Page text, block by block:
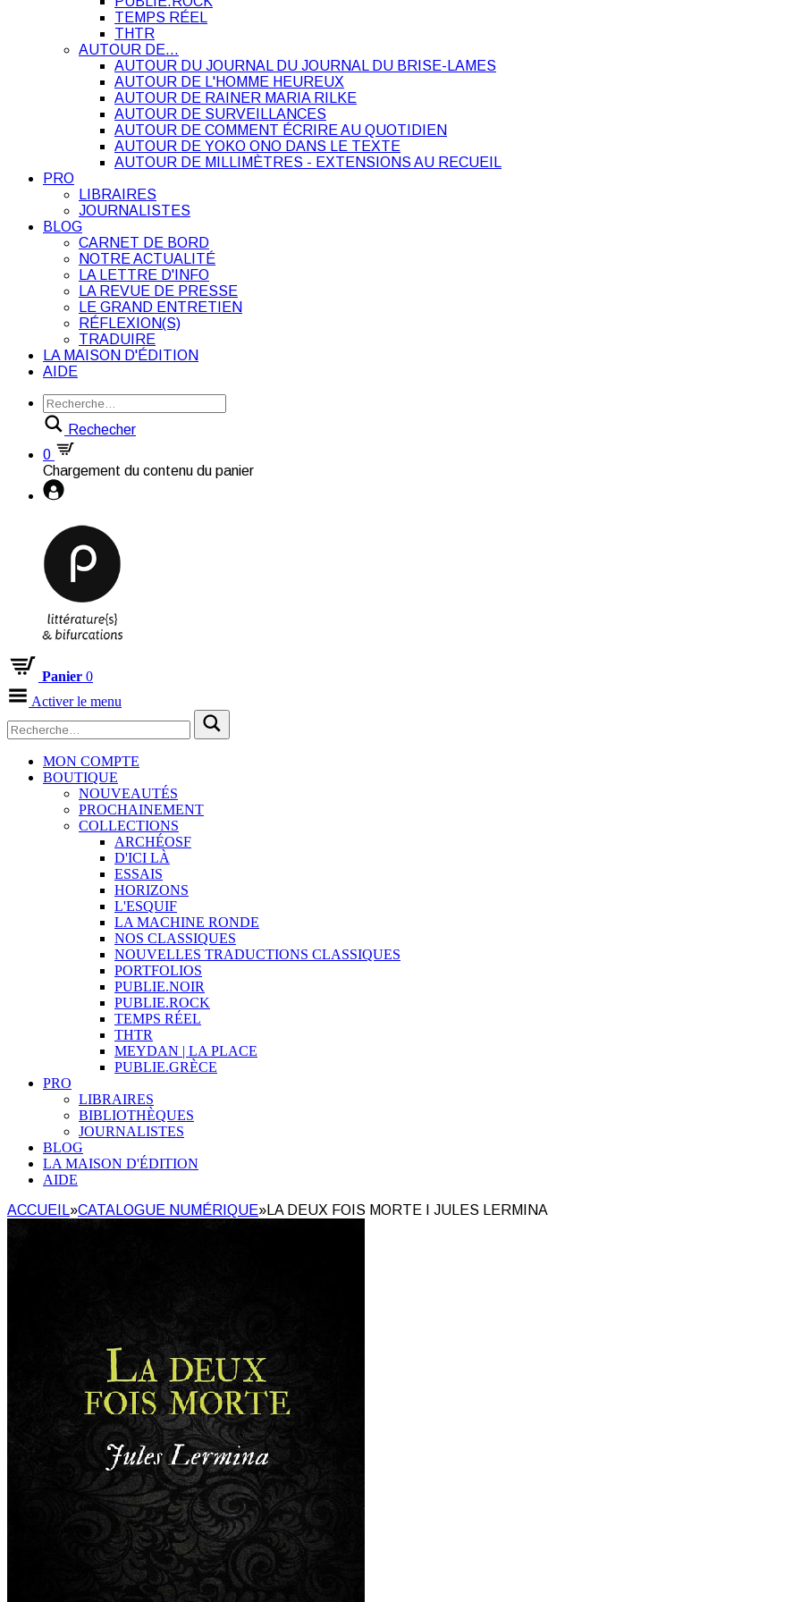
TEMPS RÉEL
THTR
AUTOUR DE…
AUTOUR DU JOURNAL DU JOURNAL DU BRISE-LAMES
AUTOUR DE L'HOMME HEUREUX
AUTOUR DE RAINER MARIA RILKE
AUTOUR DE SURVEILLANCES
AUTOUR DE COMMENT ÉCRIRE AU QUOTIDIEN
AUTOUR DE YOKO ONO DANS LE TEXTE
AUTOUR DE MILLIMÈTRES - EXTENSIONS AU RECUEIL
PRO
LIBRAIRES
JOURNALISTES
BLOG
CARNET DE BORD
NOTRE ACTUALITÉ
LA LETTRE D'INFO
LA REVUE DE PRESSE
LE GRAND ENTRETIEN
RÉFLEXION(S)
TRADUIRE
LA MAISON D'ÉDITION
AIDE
Rechecher
0
Chargement du contenu du panier
Panier 0
Activer le menu
MON COMPTE
BOUTIQUE
NOUVEAUTÉS
PROCHAINEMENT
COLLECTIONS
ARCHÉOSF
D'ICI LÀ
ESSAIS
HORIZONS
L'ESQUIF
LA MACHINE RONDE
NOS CLASSIQUES
NOUVELLES TRADUCTIONS CLASSIQUES
PORTFOLIOS
PUBLIE.NOIR
PUBLIE.ROCK
TEMPS RÉEL
THTR
MEYDAN | LA PLACE
PUBLIE.GRÈCE
PRO
LIBRAIRES
BIBLIOTHÈQUES
JOURNALISTES
BLOG
LA MAISON D'ÉDITION
AIDE
ACCUEIL»CATALOGUE NUMÉRIQUE» LA DEUX FOIS MORTE I JULES LERMINA